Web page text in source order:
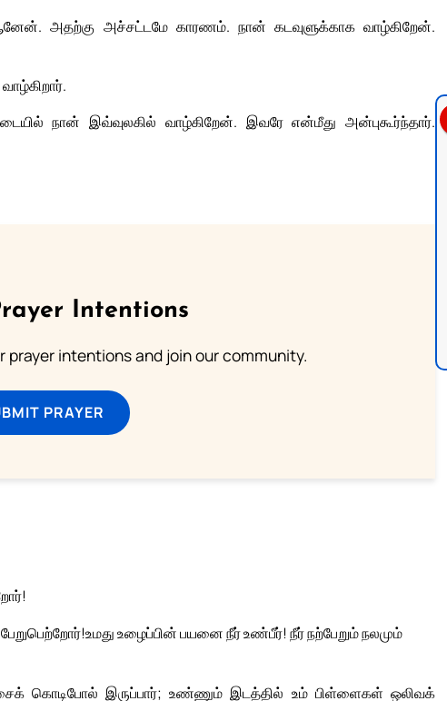
அதற்கு அச்சட்டமே காரணம். நான் கடவுளுக்காக வாழ்கிறேன்.
நான் இவ்வுலகில் வாழ்கிறேன். இவரே என்மீது அன்புகூர்ந்தார்.
Intentions
prayer intentions and join our community.
PRAYER
உமது உழைப்பின் பயனை நீர் உண்பீர்! நீர் நற்பேறும் நலமும்
கொடிபோல் இருப்பார்; உண்ணும் இடத்தில் உம் பிள்ளைகள் ஒலிவக்